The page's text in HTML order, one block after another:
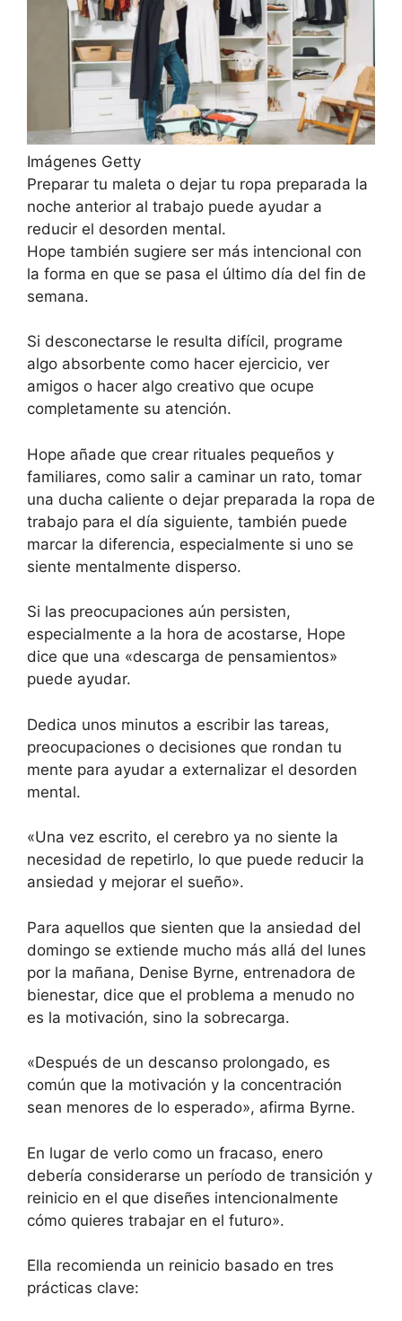
Imágenes Getty
Preparar tu maleta o dejar tu ropa preparada la
noche anterior al trabajo puede ayudar a
reducir el desorden mental.
Hope también sugiere ser más intencional con
la forma en que se pasa el último día del fin de
semana.
Si desconectarse le resulta difícil, programe
algo absorbente como hacer ejercicio, ver
amigos o hacer algo creativo que ocupe
completamente su atención.
Hope añade que crear rituales pequeños y
familiares, como salir a caminar un rato, tomar
una ducha caliente o dejar preparada la ropa de
trabajo para el día siguiente, también puede
marcar la diferencia, especialmente si uno se
siente mentalmente disperso.
Si las preocupaciones aún persisten,
especialmente a la hora de acostarse, Hope
dice que una «descarga de pensamientos»
puede ayudar.
Dedica unos minutos a escribir las tareas,
preocupaciones o decisiones que rondan tu
mente para ayudar a externalizar el desorden
mental.
«Una vez escrito, el cerebro ya no siente la
necesidad de repetirlo, lo que puede reducir la
ansiedad y mejorar el sueño».
Para aquellos que sienten que la ansiedad del
domingo se extiende mucho más allá del lunes
por la mañana, Denise Byrne, entrenadora de
bienestar, dice que el problema a menudo no
es la motivación, sino la sobrecarga.
«Después de un descanso prolongado, es
común que la motivación y la concentración
sean menores de lo esperado», afirma Byrne.
En lugar de verlo como un fracaso, enero
debería considerarse un período de transición y
reinicio en el que diseñes intencionalmente
cómo quieres trabajar en el futuro».
Ella recomienda un reinicio basado en tres
prácticas clave: